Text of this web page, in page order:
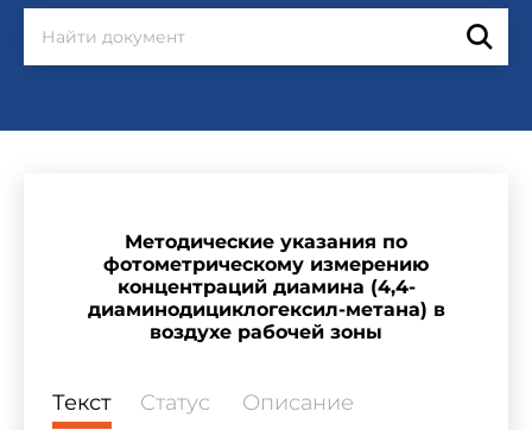
Методические указания по
фотометрическому измерению
концентраций диамина (4,4-
диаминодициклогексил-метана) в
воздухе рабочей зоны
Текст Статус Описание